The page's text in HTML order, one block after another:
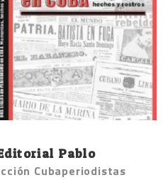
Pablo
Cubaperiodistas